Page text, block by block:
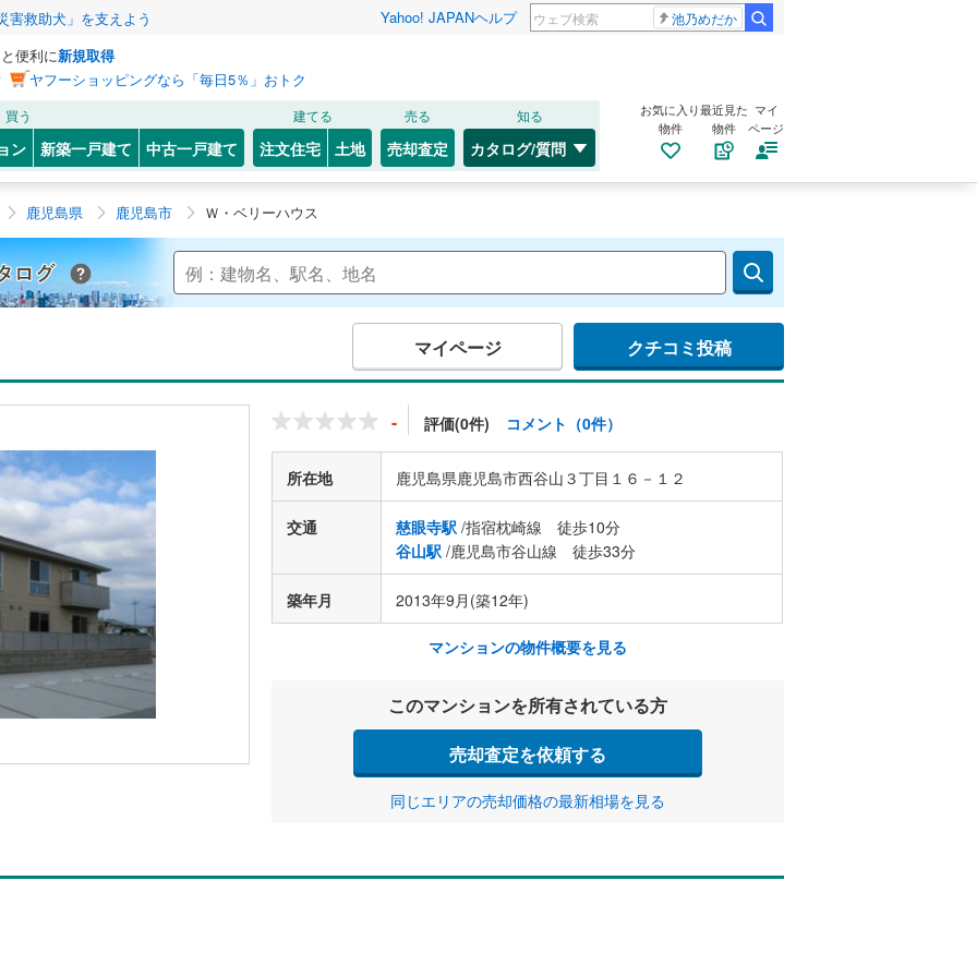
害救助犬」を支えよう Yahoo! JAPANヘルプ 池乃めだか
便利に新規取得
ヤフーショッピングなら「毎日5％」おトク
買う
ン 新築一戸建て 中古一戸建て
建てる
注文住宅 土地
売る
売却査定
知る
カタログ/質問
お気に入り
物件
最近見た
物件
マイ
ページ
鹿児島県 鹿児島市 Ｗ・ベリーハウス
Yahoo!不動産 マンションカタログ
マイページ クチコミ投稿
- 評価(0件) コメント（0件）
所在地 鹿児島県鹿児島市西谷山３丁目１６－１２
交通 慈眼寺駅 /指宿枕崎線 徒歩10分
谷山駅 /鹿児島市谷山線 徒歩33分
築年月 2013年9月(築12年)
マンションの物件概要を見る
このマンションを所有されている方
売却査定を依頼する
同じエリアの売却価格の最新相場を見る